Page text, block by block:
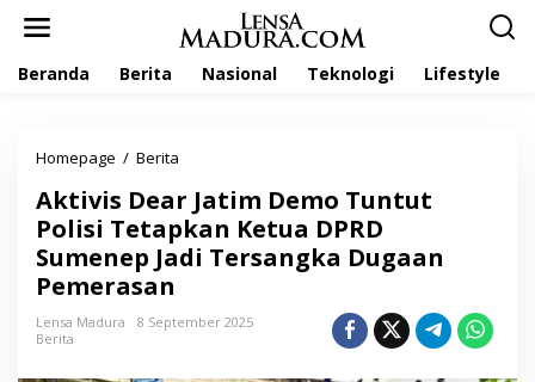
Beranda Berita Nasional Teknologi Lifestyle
Homepage / Berita
t
i
v
i
e
Aktivis Dear Jatim Demo Tuntut
Polisi Tetapkan Ketua DPRD
Sumenep Jadi Tersangka Dugaan
Pemerasan
Lensa Madura
8 September 2025
Berita